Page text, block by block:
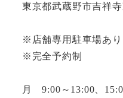
東京都武蔵野市吉祥寺
※店舗専用駐車場あり
※完全予約制
月 9:00～13:00、